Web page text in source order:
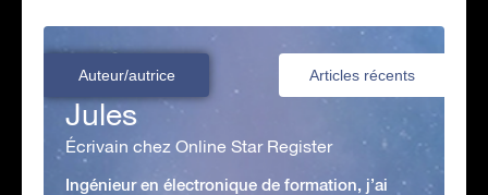
Auteur/autrice Articles récents
Jules
Écrivain chez Online Star Register
Ingénieur en électronique de formation, j’ai